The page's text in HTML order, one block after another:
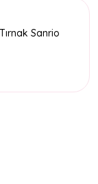
Sanrio